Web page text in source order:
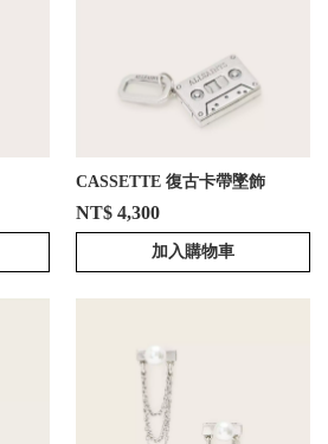
CASSETTE 復古卡帶墜飾
NT$ 4,300
加入購物車